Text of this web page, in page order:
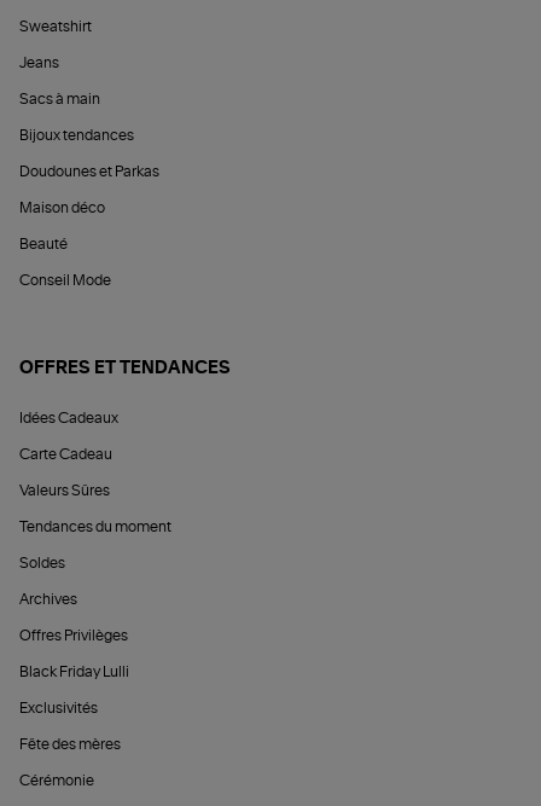
Sweatshirt
Jeans
Sacs à main
Bijoux tendances
Doudounes et Parkas
Maison déco
Beauté
Conseil Mode
OFFRES ET TENDANCES
Idées Cadeaux
Carte Cadeau
Valeurs Sûres
Tendances du moment
Soldes
Archives
Offres Privilèges
Black Friday Lulli
Exclusivités
Fête des mères
Cérémonie